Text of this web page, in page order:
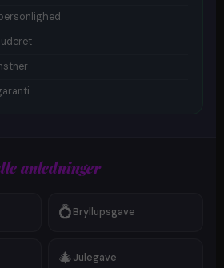
anledninger
💍Bryllupsgave
🎄Julegave